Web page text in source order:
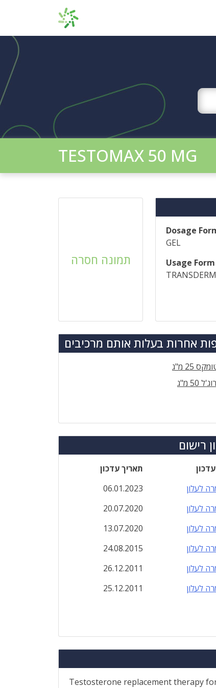
TESTOMAX 50 MG
Dosage
GEL
Usage Form
תמונה חסרה
אחרות בעלות אותם מרכיבים
25 מ"ג
50 מ"ג
רישום
תאריך עדכון
לעלון
06.01.2023
לעלון
20.07.2020
לעלון
13.07.2020
לעלון
24.08.2015
לעלון
26.12.2011
לעלון
25.12.2011
Testosterone replacement therapy